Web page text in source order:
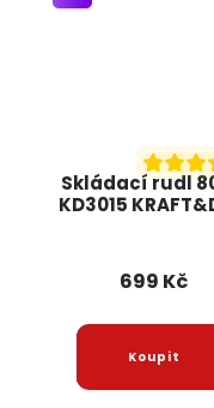
Skládací rudl
KD3015
699 Kč